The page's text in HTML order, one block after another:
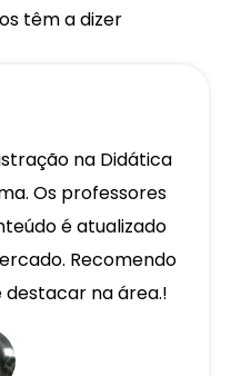
têm a dizer
na Didática
Os professores
é atualizado
Recomendo
destacar na área.!